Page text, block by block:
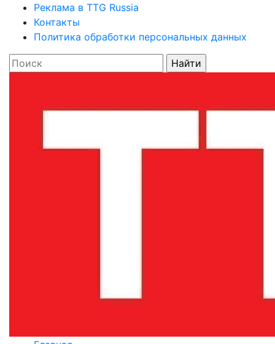
Реклама в TTG Russia
Контакты
Политика обработки персональных данных